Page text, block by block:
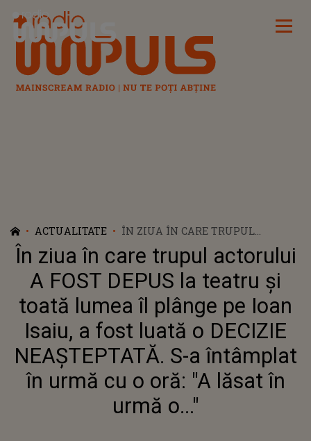
Radio Impuls
ACTUALITATE
ÎN ZIUA ÎN CARE TRUPUL
ACTORULUI A FOST DEPUS LA
TEATRU ȘI TOATĂ LUMEA ÎL
PLÂNGE PE IOAN ISAIU, A FOST
LUATĂ O DECIZIE NEAȘTEPTATĂ.
S-A ÎNTÂMPLAT ÎN URMĂ CU O
ORĂ: "A LĂSAT ÎN URMĂ O..."
În ziua în care trupul actorului
A FOST DEPUS la teatru și
toată lumea îl plânge pe Ioan
Isaiu, a fost luată o DECIZIE
NEAȘTEPTATĂ. S-a întâmplat
în urmă cu o oră: "A lăsat în
urmă o..."